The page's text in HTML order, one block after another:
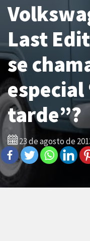
Last
se
especial
tarde”?
23 de agosto de